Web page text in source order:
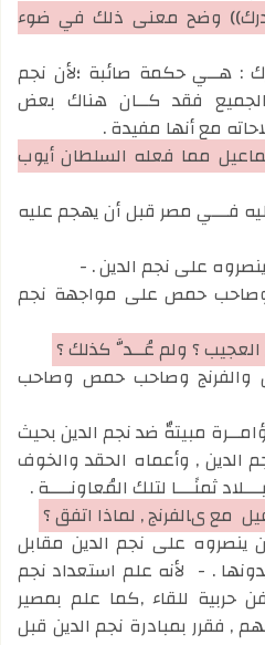
تدرك)) وضح معنى ذلك في ضوء
: هــي حكمة صائبة ؛لأن نجم
الجميع فقد كــان هناك بعض
مع أنها مفيدة .
مما فعله السلطان أيوب
فـــي مصر قبل أن يهجم عليه
على نجم الدين . -
حمص على مواجهة نجم
العجيب ؟ ولم عُــدَّ كذلك ؟
والفرنج وصاحب حمص وصاحب
مبيتةٌ ضد نجم الدين بحيث
الدين , وأعماه الحقد والخوف
ثمنًـــا لتلك المُعاونــــة .
مع ىالفرنج , لماذا اتفق ؟
ينصروه على نجم الدين مقابل
. - لأنه علم استعداد نجم
حربية للقاء ,كما علم بمصير
, فقرر بمبادرة نجم الدين قبل